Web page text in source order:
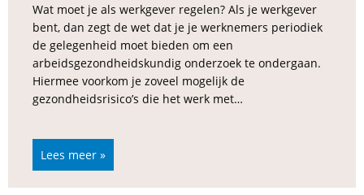
Wat moet je als werkgever regelen? Als je werkgever
bent, dan zegt de wet dat je je werknemers periodiek
de gelegenheid moet bieden om een
arbeidsgezondheidskundig onderzoek te ondergaan.
Hiermee voorkom je zoveel mogelijk de
gezondheidsrisico’s die het werk met…
Lees meer »